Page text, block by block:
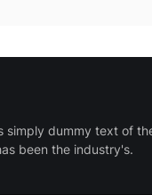
simply dummy text of
been the industry's.